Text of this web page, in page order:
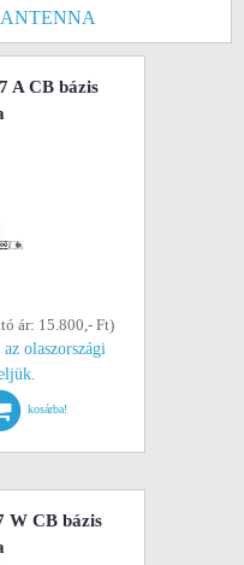
A CB bázis
ár: 15.800,- Ft)
olaszországi
kosárba!
W CB bázis